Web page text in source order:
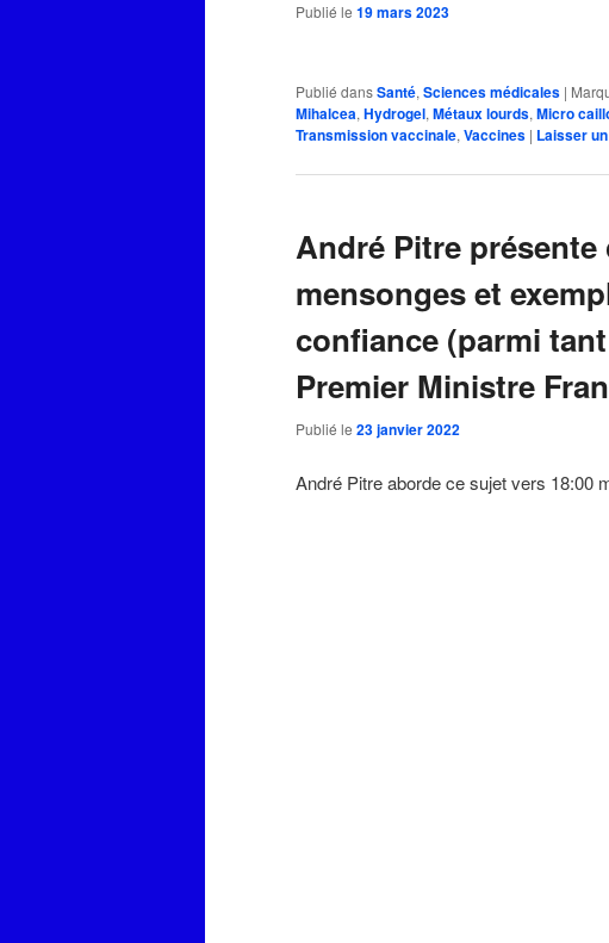
Publié le 19 mars 2023
Publié dansSanté, Sciences médicales |
Mihalcea, Hydrogel, Métaux lourds, Micro
Transmission vaccinale, Vaccines | Laisser
André Pitre
mensonges et
confiance (parmi
Premier Ministre
Publié le 23 janvier 2022
André Pitre aborde ce sujet vers 18:00